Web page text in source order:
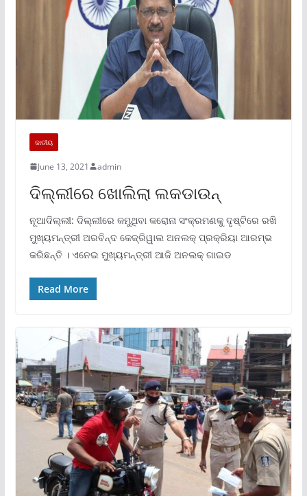
ଜାତୀୟ
June 13, 2021 admin
ଦିଲ୍ଲୀରେ ଖୋଲିଲା ଲକଡାଉନ୍‌
ନୂଆଦିଲ୍ଲୀ: ଦିଲ୍ଲୀରେ କମୁଥିବା କରୋନା ସଂକ୍ରମଣକୁ ଦୃଷ୍ଟିରେ ରଖି
ମୁଖ୍ୟମନ୍ତ୍ରୀ ଅରବିନ୍ଦ କେଜ୍ରିୱାଲ ଅନଲକ୍ ପ୍ରକ୍ରିୟା ଆରମ୍ଭ
କରିଛନ୍ତି । ଏନେଇ ମୁଖ୍ୟମନ୍ତ୍ରୀ ଆଜି ଅନଲକ୍ ଗାଇଡ
Read More